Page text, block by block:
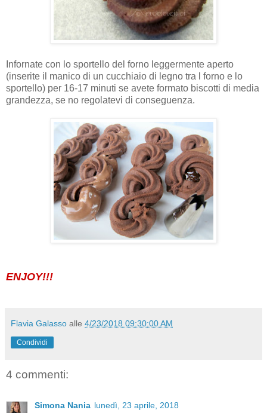
Infornate con lo sportello del forno leggermente aperto
(inserite il manico di un cucchiaio di legno tra l forno e lo
sportello) per 16-17 minuti se avete formato biscotti di media
grandezza, se no regolatevi di conseguenza.
ENJOY!!!
Flavia Galasso alle 4/23/2018 09:30:00 AM
Condividi
4 commenti:
Simona Nania lunedì, 23 aprile, 2018